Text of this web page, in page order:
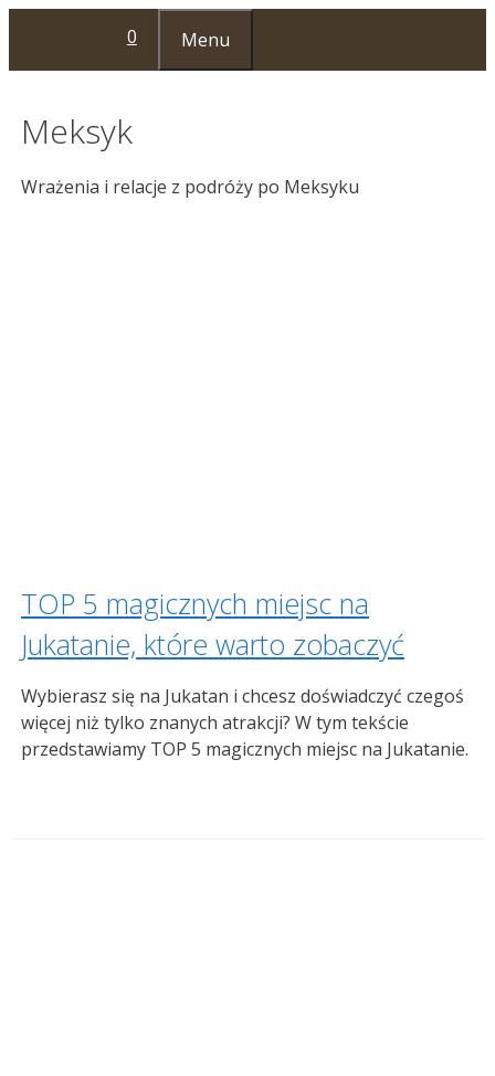
treści
0 Menu
Meksyk
Wrażenia i relacje z podróży po Meksyku
TOP 5 magicznych miejsc na
Jukatanie, które warto zobaczyć
Wybierasz się na Jukatan i chcesz doświadczyć czegoś
więcej niż tylko znanych atrakcji? W tym tekście
przedstawiamy TOP 5 magicznych miejsc na Jukatanie.